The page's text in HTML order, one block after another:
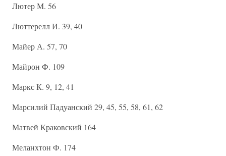
Лютер М. 56
Люттерелл И. 39, 40
Майер А. 57, 70
Майрон Ф. 109
Маркс К. 9, 12, 41
Марсилий Падуанский 29, 45, 55, 58, 61, 62
Матвей Краковский 164
Меланхтон Ф. 174